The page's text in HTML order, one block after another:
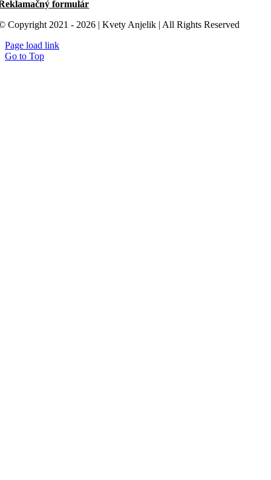
formulár
Copyright 2021 - 2026 | Kvety Anjelik | All Rights Reserved
Page load link
Go to Top